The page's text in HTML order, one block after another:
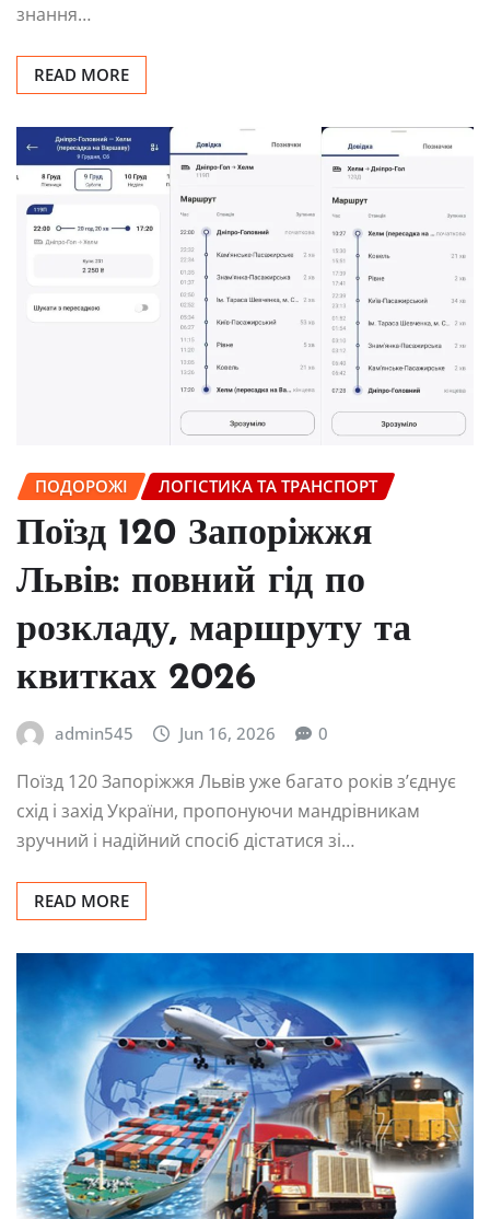
знання…
READ MORE
ПОДОРОЖІ ЛОГІСТИКА ТА ТРАНСПОРТ
Поїзд 120 Запоріжжя
Львів: повний гід по
розкладу, маршруту та
квитках 2026
admin545 Jun 16, 2026 0
Поїзд 120 Запоріжжя Львів уже багато років з’єднує
схід і захід України, пропонуючи мандрівникам
зручний і надійний спосіб дістатися зі…
READ MORE